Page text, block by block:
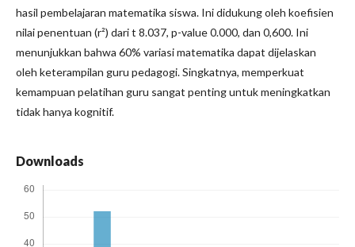
hasil pembelajaran matematika siswa. Ini didukung oleh koefisien
nilai penentuan (r²) dari t 8.037, p-value 0.000, dan 0,600. Ini
menunjukkan bahwa 60% variasi matematika dapat dijelaskan
oleh keterampilan guru pedagogi. Singkatnya, memperkuat
kemampuan pelatihan guru sangat penting untuk meningkatkan
tidak hanya kognitif.
Downloads